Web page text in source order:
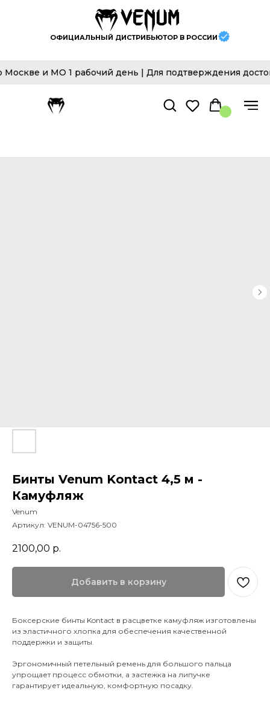
ОФИЦИАЛЬНЫЙ ДИСТРИБЬЮТОР В РОССИИ
и МО 1 рабочий день | Для подтверждения
Бинты Venum Kontact 4,5 м -
Камуфляж
Venum
Артикул: VENUM-04756-500
2100,00 р.
Добавить в корзину
Боксерские бинты Kontact в расцветке камуфляж изготовлены
из эластичного хлопка для обеспечения качественной
поддержки и защиты.
Эргономичный петельный ремень для большого пальца
упрощает процесс обмотки, а застежка на липучке
гарантирует идеальную, комфортную посадку.